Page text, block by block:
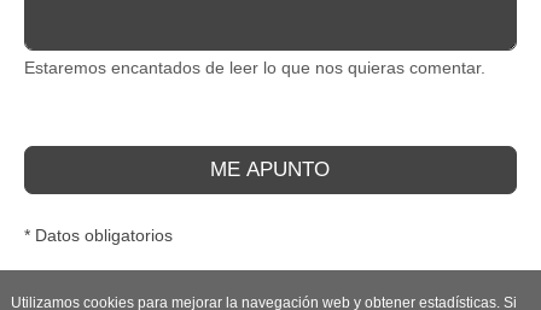
Estaremos encantados de leer lo que nos quieras comentar.
ME APUNTO
* Datos obligatorios
Utilizamos cookies para mejorar la navegación web y obtener estadísticas. Si